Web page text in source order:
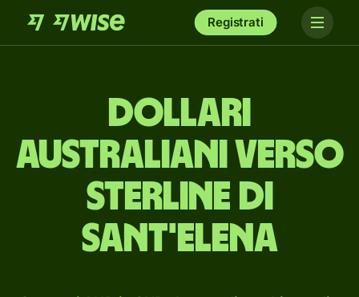
Registrati
dollari
australiani verso
sterline di
Sant'Elena